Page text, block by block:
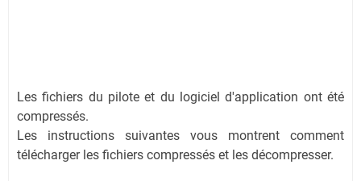
Les fichiers du pilote et du logiciel d'application ont été
compressés.
Les instructions suivantes vous montrent comment
télécharger les fichiers compressés et les décompresser.